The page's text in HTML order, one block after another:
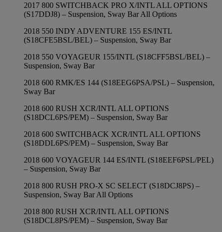
2017 800 SWITCHBACK PRO X/INTL ALL OPTIONS
(S17DDJ8) – Suspension, Sway Bar All Options
2018 550 INDY ADVENTURE 155 ES/INTL
(S18CFE5BSL/BEL) – Suspension, Sway Bar
2018 550 VOYAGEUR 155/INTL (S18CFF5BSL/BEL) –
Suspension, Sway Bar
2018 600 RMK/ES 144 (S18EEG6PSA/PSL) – Suspension,
Sway Bar
2018 600 RUSH XCR/INTL ALL OPTIONS
(S18DCL6PS/PEM) – Suspension, Sway Bar
2018 600 SWITCHBACK XCR/INTL ALL OPTIONS
(S18DDL6PS/PEM) – Suspension, Sway Bar
2018 600 VOYAGEUR 144 ES/INTL (S18EEF6PSL/PEL)
– Suspension, Sway Bar
2018 800 RUSH PRO-X SC SELECT (S18DCJ8PS) –
Suspension, Sway Bar All Options
2018 800 RUSH XCR/INTL ALL OPTIONS
(S18DCL8PS/PEM) – Suspension, Sway Bar